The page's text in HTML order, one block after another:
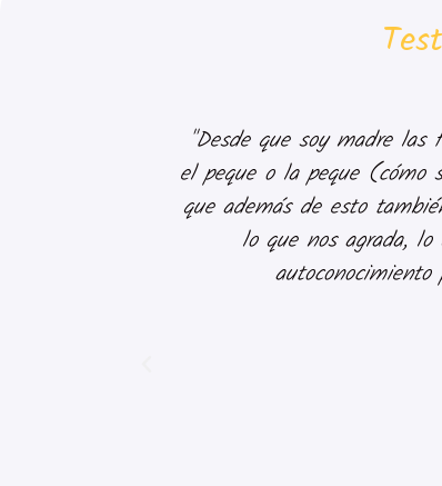
"Desde que soy madre
el peque o la peque (cómo
que además de esto
lo que nos agrada,